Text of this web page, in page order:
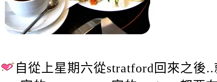
自從上星期六從stratford回來之後